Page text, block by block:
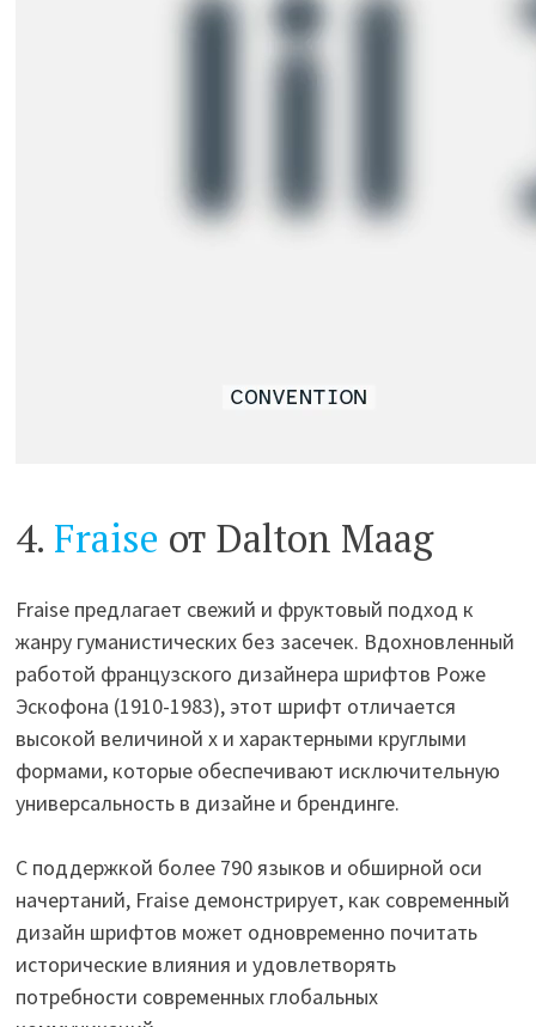
4. Fraise от Dalton Maag
Fraise предлагает свежий и фруктовый подход к
жанру гуманистических без засечек. Вдохновленный
работой французского дизайнера шрифтов Роже
Эскофона (1910-1983), этот шрифт отличается
высокой величиной x и характерными круглыми
формами, которые обеспечивают исключительную
универсальность в дизайне и брендинге.
С поддержкой более 790 языков и обширной оси
начертаний, Fraise демонстрирует, как современный
дизайн шрифтов может одновременно почитать
исторические влияния и удовлетворять
потребности современных глобальных